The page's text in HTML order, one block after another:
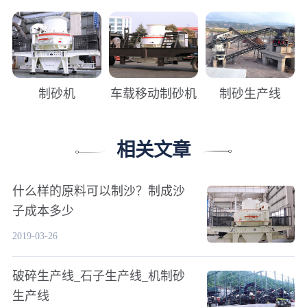
制砂机 车载移动制砂机 制砂生产线
相关文章
什么样的原料可以制沙？制成沙
子成本多少
2019-03-26
破碎生产线_石子生产线_机制砂
生产线